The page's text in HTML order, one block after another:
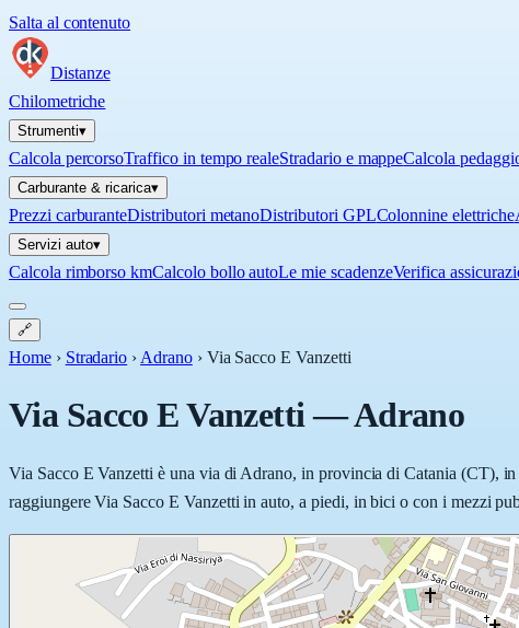
Salta al contenuto
Distanze
Chilometriche
Strumenti▾
Calcola percorsoTraffico in tempo realeStradario e mappeCalcola
Carburante & ricarica▾
Prezzi carburanteDistributori metanoDistributori GPLColonnine elettriche
Servizi auto▾
Calcola rimborso kmCalcolo bollo autoLe mie scadenzeVerifica
🔗
Home › Stradario › Adrano › Via Sacco E Vanzetti
Via Sacco E Vanzetti—Adrano
Via Sacco E Vanzetti è una via di Adrano, in provincia di Catania (CT),
raggiungere Via Sacco E Vanzetti in auto, a piedi, in bici o con i mezzi